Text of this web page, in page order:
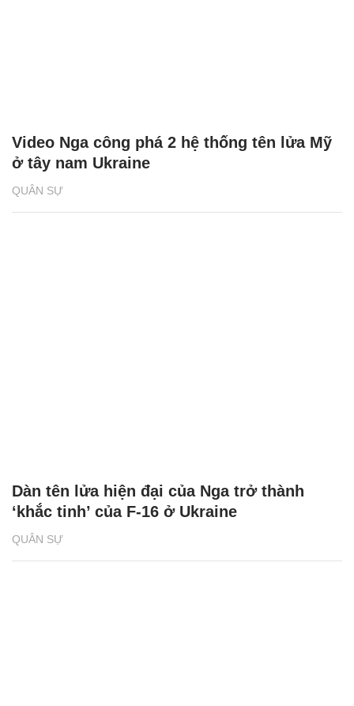
QUÂN SỰ
Video Nga công phá 2 hệ thống tên lửa Mỹ
ở tây nam Ukraine
QUÂN SỰ
Dàn tên lửa hiện đại của Nga trở thành
‘khắc tinh’ của F-16 ở Ukraine